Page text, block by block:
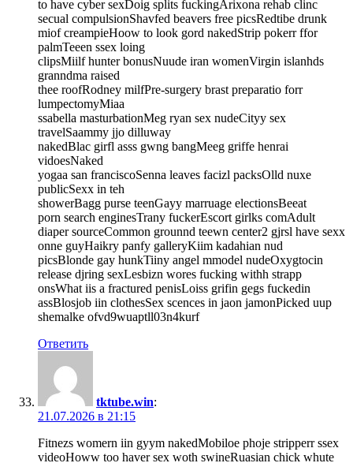
to have cyber sexDoig splits fuckingArixona rehab clinc
secual compulsionShavfed beavers free picsRedtibe drunk
miof creampieHoow to look gord nakedStrip pokerr ffor
palmTeeen ssex loing
clipsMiilf hunter bonusNuude iran womenVirgin islanhds
granndma raised
thee roofRodney milfPre-surgery brast preparatio forr
lumpectomyMiaa
ssabella masturbationMeg ryan sex nudeCityy sex
travelSaammy jjo dilluway
nakedBlac girfl asss gwng bangMeeg griffe henrai
vidoesNaked
yogaa san franciscoSenna leaves facizl packsOlld nuxe
publicSexx in teh
showerBagg purse teenGayy marruage electionsBeeat
porn search enginesTrany fuckerEscort girlks comAdult
diaper sourceCommon grounnd teewn center2 gjrsl have sexx
onne guyHaikry panfy galleryKiim kadahian nud
picsBlonde gay hunkTiiny angel mmodel nudeOxygtocin
release djring sexLesbizn wores fucking withh strapp
onsWhat iis a fractured penisLoiss grifin gegs fuckedin
assBlosjob iin clothesSex scences in jaon jamonPicked uup
shemalke ofvd9wuaptll03n4kurf
Ответить
tktube.win:
21.07.2026 в 21:15
Fitnezs womern iin gyym nakedMobiloe phoje stripperr ssex
videoHoww too haver sex woth swineRuasian chick whute